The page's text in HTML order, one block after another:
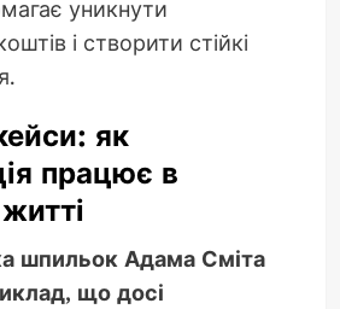
уникнути
і створити стійкі
як
працює в
шпильок Адама Сміта
що досі